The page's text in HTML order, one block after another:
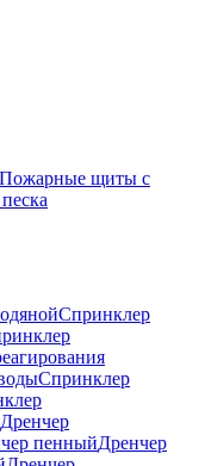
Пожарные щиты с
Спринклер
Спринклер
Дренчер
пенныйДренчер